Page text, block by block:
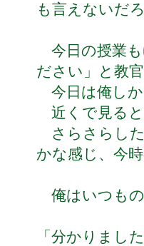
も言えないだ
今日の授業
ださい」と教
今日は俺し
近くで見る
さらさらし
かな感じ、今
俺はいつも
「分かりまし